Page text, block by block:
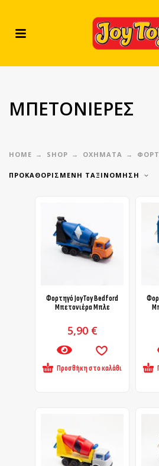
ΜΠΕΤΟΝΙΕΡΕΣ
HOME SHOP ΟΧΗΜΑΤΑ
ΠΡΟΚΑΘΟΡΙΣΜΈΝΗ ΤΑΞΙΝΌΜΗΣΗ
Φορτηγό JoyToy Bedford
Μπετονιέρα Μπλε
5,90 €
Προσθήκη στο καλάθι